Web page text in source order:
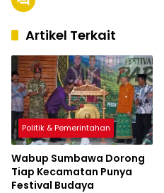
Artikel Terkait
Politik & Pemerintahan
Wabup Sumbawa Dorong
Tiap Kecamatan Punya
Festival Budaya